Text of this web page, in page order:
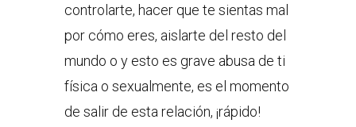
controlarte, hacer que te sientas mal
por cómo eres, aislarte del resto del
mundo o y esto es grave abusa de ti
física o sexualmente, es el momento
de salir de esta relación, ¡rápido!